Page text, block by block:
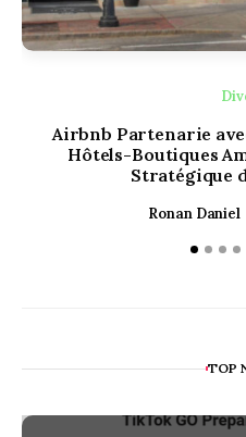
Airbnb Partenarie
Hôtels-Boutiques
Stratégique
Ronan Daniel
TOP